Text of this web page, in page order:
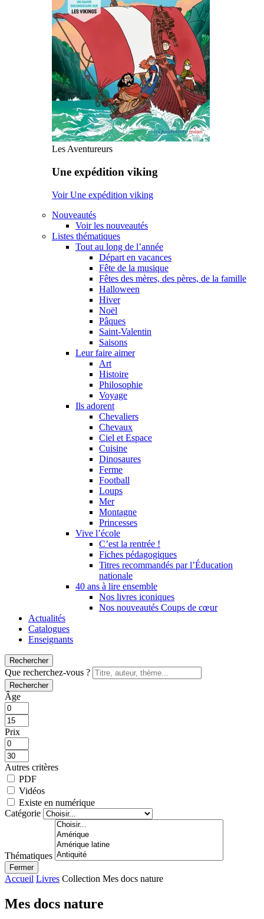
Les Aventureurs
Une expédition viking
Voir Une expédition viking
Nouveautés
Voir les nouveautés
Listes thématiques
Tout au long de l’année
Départ en vacances
Fête de la musique
Fêtes des mères, des pères, de la famille
Halloween
Hiver
Noël
Pâques
Saint-Valentin
Saisons
Leur faire aimer
Art
Histoire
Philosophie
Voyage
Ils adorent
Chevaliers
Chevaux
Ciel et Espace
Cuisine
Dinosaures
Ferme
Football
Loups
Mer
Montagne
Princesses
Vive l’école
C’est la rentrée !
Fiches pédagogiques
Titres recommandés par l’Éducation
nationale
40 ans à lire ensemble
Nos livres iconiques
Nos nouveautés Coups de cœur
Actualités
Catalogues
Enseignants
Rechercher
Que recherchez-vous ?
Rechercher
Âge
Prix
Autres critères
PDF
Vidéos
Existe en numérique
Catégorie
Thématiques
Fermer
Accueil Livres Collection Mes docs nature
Mes docs nature